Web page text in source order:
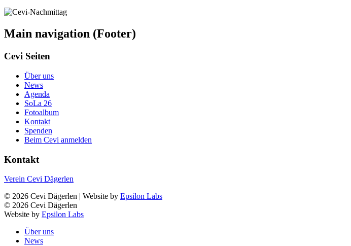
Main navigation (Footer)
Cevi Seiten
Über uns
News
Agenda
SoLa 26
Fotoalbum
Kontakt
Spenden
Beim Cevi anmelden
Kontakt
Verein Cevi Dägerlen
© 2026 Cevi Dägerlen | Website by Epsilon Labs
© 2026 Cevi Dägerlen
Website by Epsilon Labs
Über uns
News